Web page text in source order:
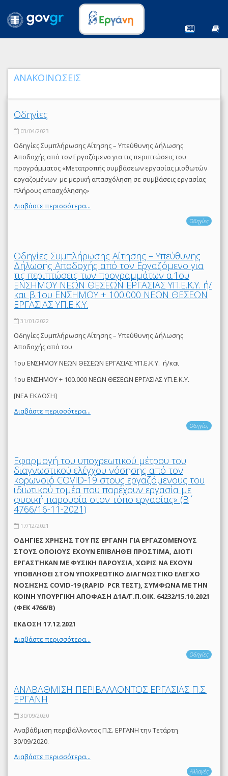
ΑΝΑΚΟΙΝΩΣΕΙΣ
Οδηγίες
03/04/2023
Οδηγίες Συμπλήρωσης Αίτησης – Υπεύθυνης Δήλωσης
Αποδοχής από τον Εργαζόμενο για τις περιπτώσεις του
προγράμματος «Μετατροπής συμβάσεων εργασίας μισθωτών
εργαζομένων με μερική απασχόληση σε συμβάσεις εργασίας
πλήρους απασχόλησης»
Διαβάστε περισσότερα...
Οδηγίες
Οδηγίες Συμπλήρωσης Αίτησης – Υπεύθυνης
Δήλωσης Αποδοχής από τον Εργαζόμενο για
τις περιπτώσεις των προγραμμάτων α.1ου
ΕΝΣΗΜΟΥ ΝΕΩΝ ΘΕΣΕΩΝ ΕΡΓΑΣΙΑΣ ΥΠ.Ε.Κ.Υ. ή/
και β.1ου ΕΝΣΗΜΟΥ + 100.000 ΝΕΩΝ ΘΕΣΕΩΝ
ΕΡΓΑΣΙΑΣ ΥΠ.Ε.Κ.Υ.
31/01/2022
Οδηγίες Συμπλήρωσης Αίτησης – Υπεύθυνης Δήλωσης
Αποδοχής από του
1ου ΕΝΣΗΜΟΥ ΝΕΩΝ ΘΕΣΕΩΝ ΕΡΓΑΣΙΑΣ ΥΠ.Ε.Κ.Υ. ή/και
1ου ΕΝΣΗΜΟΥ + 100.000 ΝΕΩΝ ΘΕΣΕΩΝ ΕΡΓΑΣΙΑΣ ΥΠ.Ε.Κ.Υ.
[ΝΕΑ ΕΚΔΟΣΗ]
Διαβάστε περισσότερα...
Οδηγίες
Εφαρμογή του υποχρεωτικού μέτρου του
διαγνωστικού ελέγχου νόσησης από τον
κορωνοϊό COVID-19 στους εργαζόμενους του
ιδιωτικού τομέα που παρέχουν εργασία με
φυσική παρουσία στον τόπο εργασίας» (Β΄
4766/16-11-2021)
17/12/2021
ΟΔΗΓΙΕΣ ΧΡΗΣΗΣ ΤΟΥ ΠΣ ΕΡΓΑΝΗ ΓΙΑ ΕΡΓΑΖΟΜΕΝΟΥΣ
ΣΤΟΥΣ ΟΠΟΙΟΥΣ ΕΧΟΥΝ ΕΠΙΒΛΗΘΕΙ ΠΡΟΣΤΙΜΑ, ΔΙΟΤΙ
ΕΡΓΑΣΤΗΚΑΝ ΜΕ ΦΥΣΙΚΗ ΠΑΡΟΥΣΙΑ, ΧΩΡΙΣ ΝΑ ΕΧΟΥΝ
ΥΠΟΒΛΗΘΕΙ ΣΤΟΝ ΥΠΟΧΡΕΩΤΙΚΟ ΔΙΑΓΝΩΣΤΙΚΟ ΕΛΕΓΧΟ
ΝΟΣΗΣΗΣ COVID-19 (RAPID PCR ΤΕΣΤ), ΣΥΜΦΩΝΑ ΜΕ THN
ΚΟΙΝΗ ΥΠΟΥΡΓΙΚΗ ΑΠΟΦΑΣΗ Δ1Α/Γ.Π.ΟΙΚ. 64232/15.10.2021
(ΦΕΚ 4766/Β)
ΕΚΔΟΣΗ 17.12.2021
Διαβάστε περισσότερα...
Οδηγίες
ΑΝΑΒΑΘΜΙΣΗ ΠΕΡΙΒΑΛΛΟΝΤΟΣ ΕΡΓΑΣΙΑΣ Π.Σ.
ΕΡΓΑΝΗ
30/09/2020
Αναβάθμιση περιβάλλοντος Π.Σ. ΕΡΓΑΝΗ την Τετάρτη
30/09/2020.
Διαβάστε περισσότερα...
Αλλαγές